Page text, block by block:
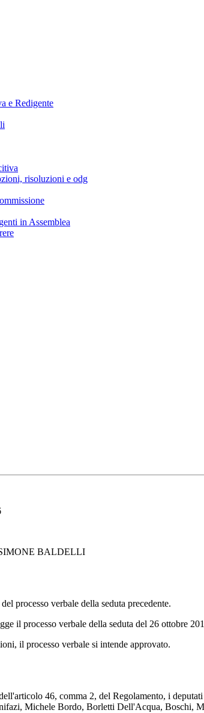
e Redigente
risoluzioni e odg
in Assemblea
BALDELLI
processo verbale della seduta precedente.
il processo verbale della seduta del 26 ottobre
il processo verbale si intende approvato.
46, comma 2, del Regolamento, i
Michele Bordo, Borletti Dell'Acqua, Boschi,